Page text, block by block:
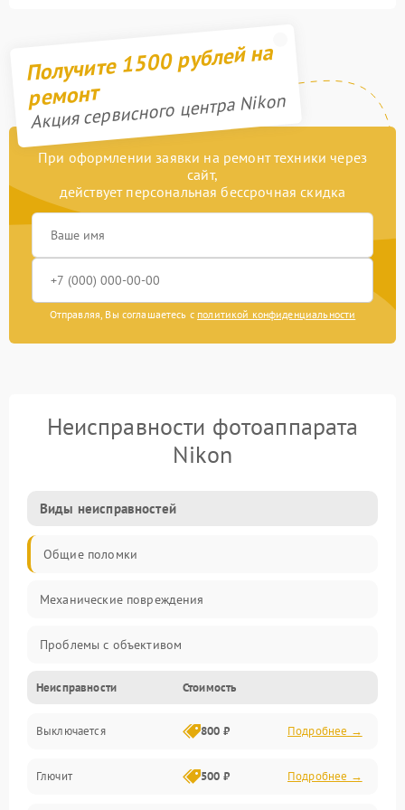
Получите 1500 рублей на
ремонт
Акция сервисного центра Nikon
При оформлении заявки на ремонт техники через
сайт,
действует персональная бессрочная скидка
Отправляя, Вы соглашаетесь с политикой конфиденциальности
Неисправности фотоаппарата
Nikon
Виды неисправностей
Общие поломки
Механические повреждения
Проблемы с объективом
Электронные ошибки
Механические проблемы
Матрица и оптика
Неисправности Стоимость
Выключается 800 ₽ Подробнее →
Глючит 500 ₽ Подробнее →